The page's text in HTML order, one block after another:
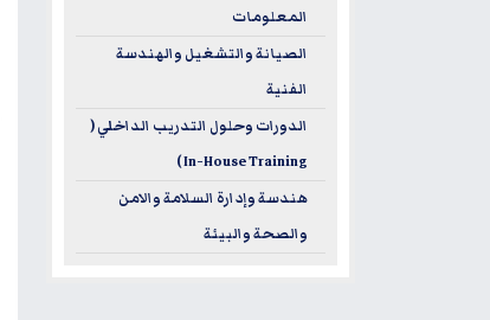
المعلومات
الصيانة والتشغيل والهندسة
الفنية
الدورات وحلول التدريب الداخلي (
In-House Training )
هندسة وإدارة السلامة والامن
والصحة والبيئة